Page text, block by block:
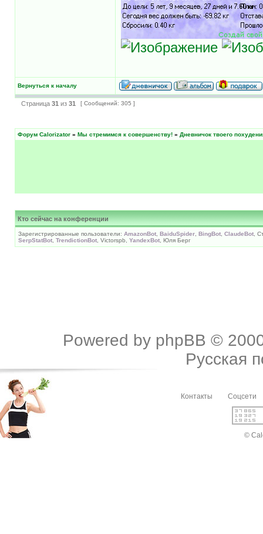
Вернуться к началу
Страница 31 из 31 [ Сообщений: 305 ]
Форум Calorizator » Мы стремимся к совершенству! » Дневничок твоего
Кто сейчас на конференции
Зарегистрированные пользователи: AmazonBot BaiduSpider BingBot ClaudeBot ,
SerpStatBot TrendictionBot , Victorspb, YandexBot , Юля Берг
Powered by phpBB ©
Русская
Контакты Соцсети
©